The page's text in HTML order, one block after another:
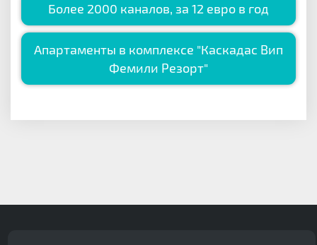
Более 2000 каналов, за 12 евро в год
Апартаменты в комплексе "Каскадас Вип
Фемили Резорт"